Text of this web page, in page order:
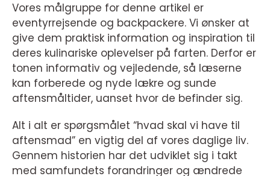
Vores målgruppe for denne artikel er
eventyrrejsende og backpackere. Vi ønsker at
give dem praktisk information og inspiration til
deres kulinariske oplevelser på farten. Derfor er
tonen informativ og vejledende, så læserne
kan forberede og nyde lækre og sunde
aftensmåltider, uanset hvor de befinder sig.
Alt i alt er spørgsmålet “hvad skal vi have til
aftensmad” en vigtig del af vores daglige liv.
Gennem historien har det udviklet sig i takt
med samfundets forandringer og ændrede